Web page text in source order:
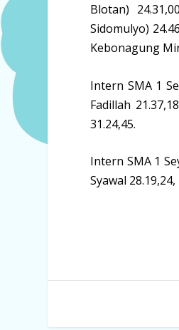
Blotan)
Sidomulyo)
Kebonagung
Intern SMA 1
Fadillah
31.24,45.
Intern SMA 1
Syawal